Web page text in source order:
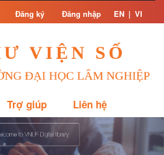
Đăng ký Đăng nhập EN | VI
Trợ giúp Liên hệ